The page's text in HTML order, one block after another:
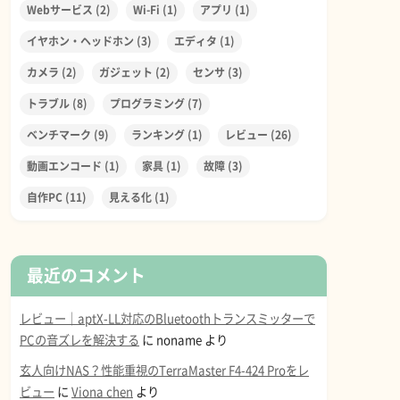
Webサービス (2) Wi-Fi (1) アプリ (1)
イヤホン・ヘッドホン (3) エディタ (1)
カメラ (2) ガジェット (2) センサ (3)
トラブル (8) プログラミング (7)
ベンチマーク (9) ランキング (1) レビュー (26)
動画エンコード (1) 家具 (1) 故障 (3)
自作PC (11) 見える化 (1)
最近のコメント
レビュー｜aptX-LL対応のBluetoothトランスミッターで
PCの音ズレを解決する に noname より
玄人向けNAS？性能重視のTerraMaster F4-424 Proをレ
ビュー に Viona chen より